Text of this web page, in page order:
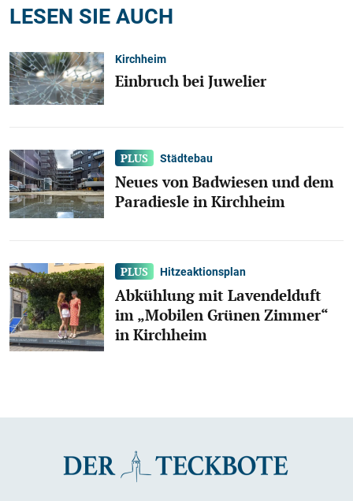
LESEN SIE AUCH
Kirchheim
Einbruch bei Juwelier
Städtebau
Neues von Badwiesen und dem
Paradiesle in Kirchheim
Hitzeaktionsplan
Abkühlung mit Lavendelduft
im „Mobilen Grünen Zimmer“
in Kirchheim